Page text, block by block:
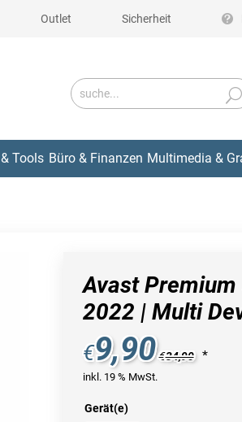
Outlet Sicherheit
Tools Büro & Finanzen Multimedia &
Avast
2022 | Multi
€9,90 €34,90 *
inkl. 19 % MwSt.
Gerät(e)